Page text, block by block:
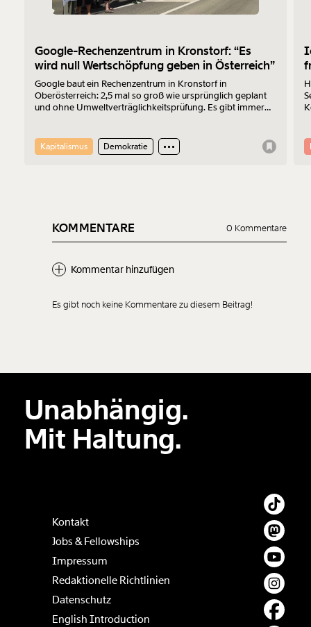
Google-Rechenzentrum in Kronstorf: “Es
wird null Wertschöpfung geben in Österreich”
Google baut ein Rechenzentrum in Kronstorf in
Oberösterreich: 2,5 mal so groß wie ursprünglich geplant
und ohne Umweltverträglichkeitsprüfung. Es gibt immer
Kronstorf“ Harald Müllner erklärt im Interview, wo die
Probleme liegen und was er sich vom Protest erhofft.
Kapitalismus Demokratie
KOMMENTARE 0 Kommentare
Kommentar hinzufügen
Der Inhalt dieses Feldes wird nicht öffentlich zugänglich angezeigt.
Es gibt noch keine Kommentare zu diesem Beitrag!
Unabhängig.
Mit Haltung.
Kontakt
Jobs & Fellowships
Impressum
Redaktionelle Richtlinien
Datenschutz
English Introduction